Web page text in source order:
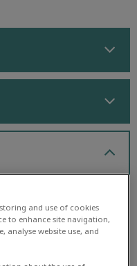
tot de
zo klein dat ze met
and use of cookies
to enhance site navigation,
website use, and